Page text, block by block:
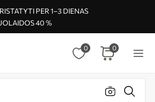
PER 1–3 DIENAS
40 %
0 0